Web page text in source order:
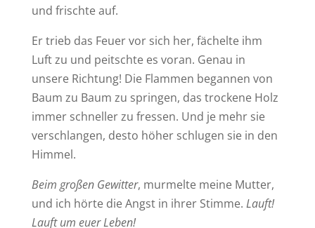
und frischte auf.
Er trieb das Feuer vor sich her, fächelte ihm
Luft zu und peitschte es voran. Genau in
unsere Richtung! Die Flammen begannen von
Baum zu Baum zu springen, das trockene Holz
immer schneller zu fressen. Und je mehr sie
verschlangen, desto höher schlugen sie in den
Himmel.
Beim großen Gewitter, murmelte meine Mutter,
und ich hörte die Angst in ihrer Stimme. Lauft!
Lauft um euer Leben!